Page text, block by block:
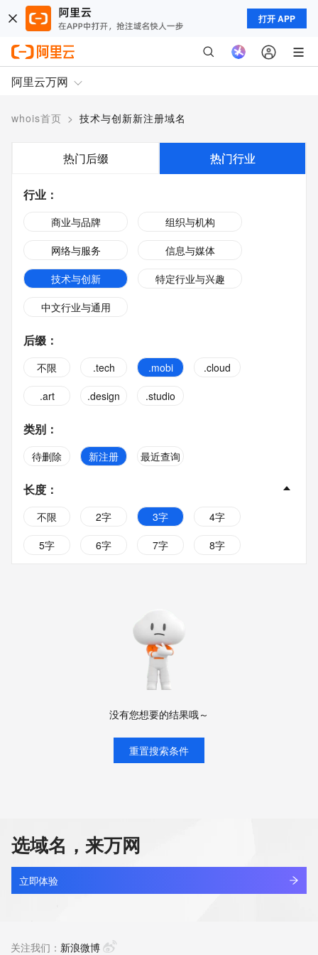
打开 APP
阿里云万网
whois首页 > 技术与创新新注册域名
热门后缀 热门行业
行业 ：
商业与品牌
组织与机构
网络与服务
信息与媒体
技术与创新
特定行业与兴趣
中文行业与通用
后缀 ：
不限 .tech .mobi
.cloud
.art
.design .studio
类别 ：
待删除 新注册 最近查询
长度 ：
不限 2字 3字
4字
5字
6字 7字
8字
没有您想要的结果哦～
重置搜索条件
选域名，来万网
立即体验
关注我们： 新浪微博